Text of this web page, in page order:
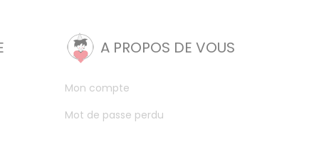
A PROPOS DE VOUS
Mon compte
Mot de passe perdu